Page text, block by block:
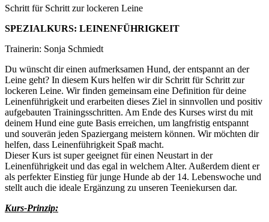
Schritt für Schritt zur lockeren Leine
SPEZIALKURS: LEINENFÜHRIGKEIT
Trainerin: Sonja Schmiedt
Du wünscht dir einen aufmerksamen Hund, der entspannt an der
Leine geht? In diesem Kurs helfen wir dir Schritt für Schritt zur
lockeren Leine. Wir finden gemeinsam eine Definition für deine
Leinenführigkeit und erarbeiten dieses Ziel in sinnvollen und positiv
aufgebauten Trainingsschritten. Am Ende des Kurses wirst du mit
deinem Hund eine gute Basis erreichen, um langfristig entspannt
und souverän jeden Spaziergang meistern können. Wir möchten dir
helfen, dass Leinenführigkeit Spaß macht.
Dieser Kurs ist super geeignet für einen Neustart in der
Leinenführigkeit und das egal in welchem Alter. Außerdem dient er
als perfekter Einstieg für junge Hunde ab der 14. Lebenswoche und
stellt auch die ideale Ergänzung zu unseren Teeniekursen dar.
Kurs-Prinzip: